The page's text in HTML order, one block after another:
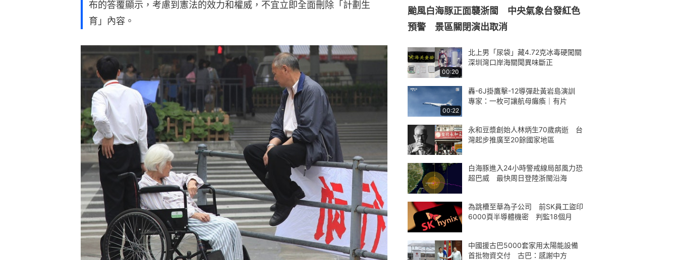
布的答覆顯示，考慮到憲法的效力和權威，不宜立即全面刪除「計劃生
育」內容。
颱風白海豚正面襲浙閩 中央氣象台發紅色
預警 景區關閉演出取消
00:20
北上男「尿袋」藏4.72克冰毒硬闖關
深圳灣口岸海關聞異味斷正
00:22
轟-6J掛鷹擊-12導彈赴黃岩島演訓
專家：一枚可讓航母癱瘓｜有片
永和豆漿創始人林炳生70歲病逝 台
灣起步推廣至20餘國家地區
白海豚進入24小時警戒線局部風力恐
超巴威 最快周日登陸浙閩沿海
為跳槽至華為子公司 前SK員工盜印
6000頁半導體機密 判監18個月
中國援古巴5000套家用太陽能設備
首批物資交付 古巴：感謝中方